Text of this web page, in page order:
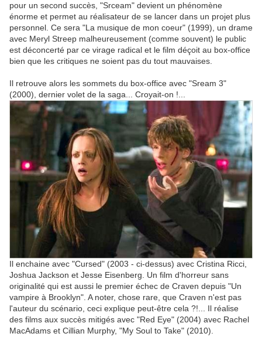
pour un second succès, "Srceam" devient un phénomène
énorme et permet au réalisateur de se lancer dans un projet plus
personnel. Ce sera "La musique de mon coeur" (1999), un drame
avec Meryl Streep malheureusement (comme souvent) le public
est déconcerté par ce virage radical et le film déçoit au box-office
bien que les critiques ne soient pas du tout mauvaises.
Il retrouve alors les sommets du box-office avec "Sream 3"
(2000), dernier volet de la saga... Croyait-on !...
Il enchaine avec "Cursed" (2003 - ci-dessus) avec Cristina Ricci,
Joshua Jackson et Jesse Eisenberg. Un film d'horreur sans
originalité qui est aussi le premier échec de Craven depuis "Un
vampire à Brooklyn". A noter, chose rare, que Craven n'est pas
l'auteur du scénario, ceci explique peut-être cela ?!... Il réalise
des films aux succès mitigés avec "Red Eye" (2004) avec Rachel
MacAdams et Cillian Murphy, "My Soul to Take" (2010).